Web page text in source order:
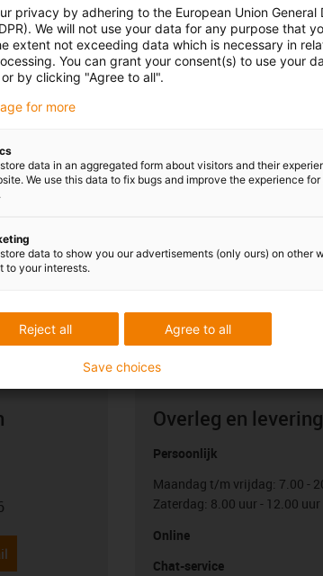
Overleg en levering
Persoonlijk
Maandag t/m vrijdag: 7.00 -
Zaterdag: 8.00 uur - 12.00 uur
Online
Chat-service
privacy by adhering to the European Union General
We will not use your data for any purpose that
extent not exceeding data which is necessary in
You can grant your consent(s) to use your
by clicking "Agree to all".
for more
data in an aggregated form about visitors and their
We use this data to fix bugs and improve the experience for
data to show you our advertisements (only ours) on other
to your interests.
Agree to all
Reject all
Save choices